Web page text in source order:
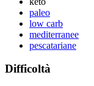
paleo
low carb
mediterranee
pescatariane
Difficoltà